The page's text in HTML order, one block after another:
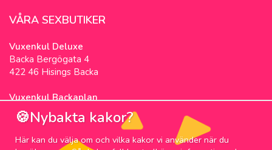
VÅRA SEXBUTIKER
Vuxenkul Deluxe
Backa Bergögata 4
422 46 Hisings Backa
Vuxenkul Backaplan
Färgfabriksgatan 3
417 05 Göteborg
🍪Nybakta kakor?
Här kan du välja om och vilka kakor vi använder när du